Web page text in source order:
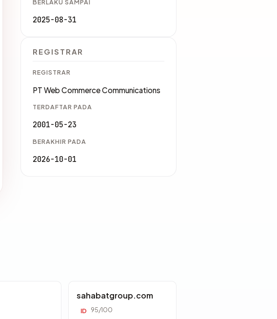
BERLAKU SAMPAI
2025-08-31
REGISTRAR
REGISTRAR
PT Web Commerce Communications
TERDAFTAR PADA
2001-05-23
BERAKHIR PADA
2026-10-01
sahabatgroup.com
ID 95/100